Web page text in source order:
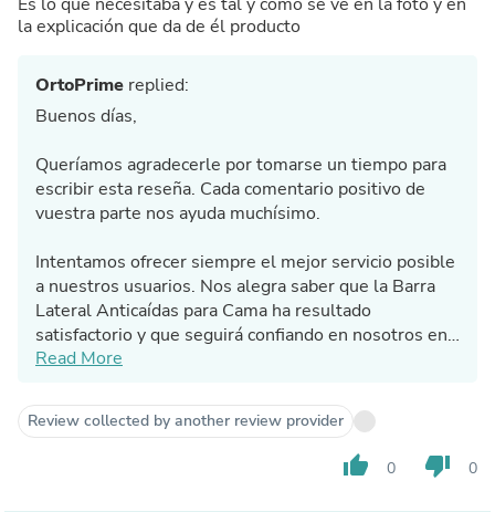
la explicación que da de él producto
OrtoPrime replied:
Buenos días,
Queríamos agradecerle por tomarse un tiempo para
escribir esta reseña. Cada comentario positivo de
vuestra parte nos ayuda muchísimo.
Intentamos ofrecer siempre el mejor servicio posible
a nuestros usuarios. Nos alegra saber que la Barra
Lateral Anticaídas para Cama ha resultado
satisfactorio y que seguirá confiando en nosotros en
el futuro.
Desde Ortoprime estaremos encantados de poder
asesorarle y ayudarle en lo que necesite.
Read More
Review collected by another review provider
thumb_up 0 thumb_down 0